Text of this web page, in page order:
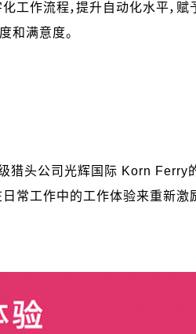
工作流程，提升自动化水平，
和满意度。
猎头公司光辉国际 Korn Ferry
日常工作中的工作体验来重新